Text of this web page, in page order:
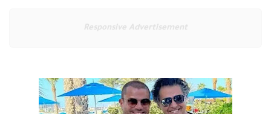
Responsive Advertisement